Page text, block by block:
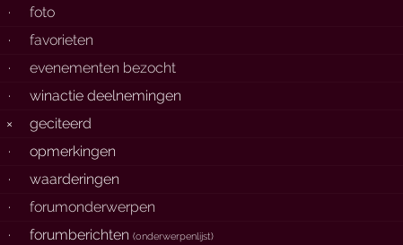
·
foto
·
favorieten
·
evenementen bezocht
·
winactie deelnemingen
×
geciteerd
·
opmerkingen
·
waarderingen
·
forumonderwerpen
· forumberichten(onderwerpenlijst)